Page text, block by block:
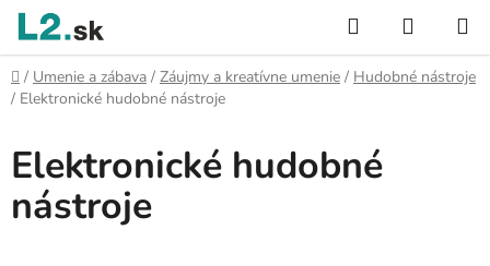
Prejsť
obsah
Hľadať
KOŠÍK
Domov
/ Umenie a zábava / Záujmy a kreatívne umenie / Hudobné nástroje
/ Elektronické hudobné nástroje
Elektronické hudobné
nástroje